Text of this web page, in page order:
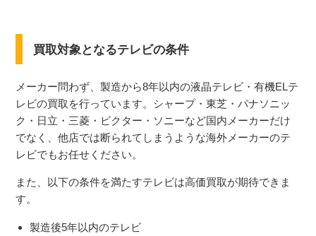
買取対象となるテレビの条件
メーカー問わず、製造から8年以内の液晶テレビ・有機ELテ
レビの買取を行っています。シャープ・東芝・パナソニッ
ク・日立・三菱・ビクター・ソニーなど国内メーカーだけ
でなく、他店では断られてしまうような海外メーカーのテ
レビでもお任せください。
また、以下の条件を満たすテレビは高価買取が期待できま
す。
製造後5年以内のテレビ